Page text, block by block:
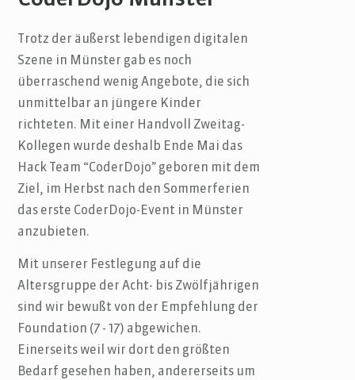
Trotz der äußerst lebendigen digitalen
Szene in Münster gab es noch
überraschend wenig Angebote, die sich
unmittelbar an jüngere Kinder
richteten. Mit einer Handvoll Zweitag-
Kollegen wurde deshalb Ende Mai das
Hack Team “CoderDojo” geboren mit dem
Ziel, im Herbst nach den Sommerferien
das erste CoderDojo-Event in Münster
anzubieten.
Mit unserer Festlegung auf die
Altersgruppe der Acht- bis Zwölfjährigen
sind wir bewußt von der Empfehlung der
Foundation (7 - 17) abgewichen.
Einerseits weil wir dort den größten
Bedarf gesehen haben, andererseits um